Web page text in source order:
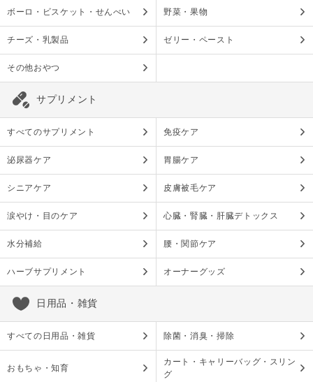
ボーロ・ビスケット・せんべい 野菜・果物
チーズ・乳製品 ゼリー・ペースト
その他おやつ
サプリメント
すべてのサプリメント 免疫ケア
泌尿器ケア 胃腸ケア
シニアケア 皮膚被毛ケア
涙やけ・目のケア 心臓・腎臓・肝臓デトックス
水分補給 腰・関節ケア
ハーブサプリメント オーナーグッズ
日用品・雑貨
すべての日用品・雑貨 除菌・消臭・掃除
おもちゃ・知育
カート・キャリーバッグ・スリン
グ